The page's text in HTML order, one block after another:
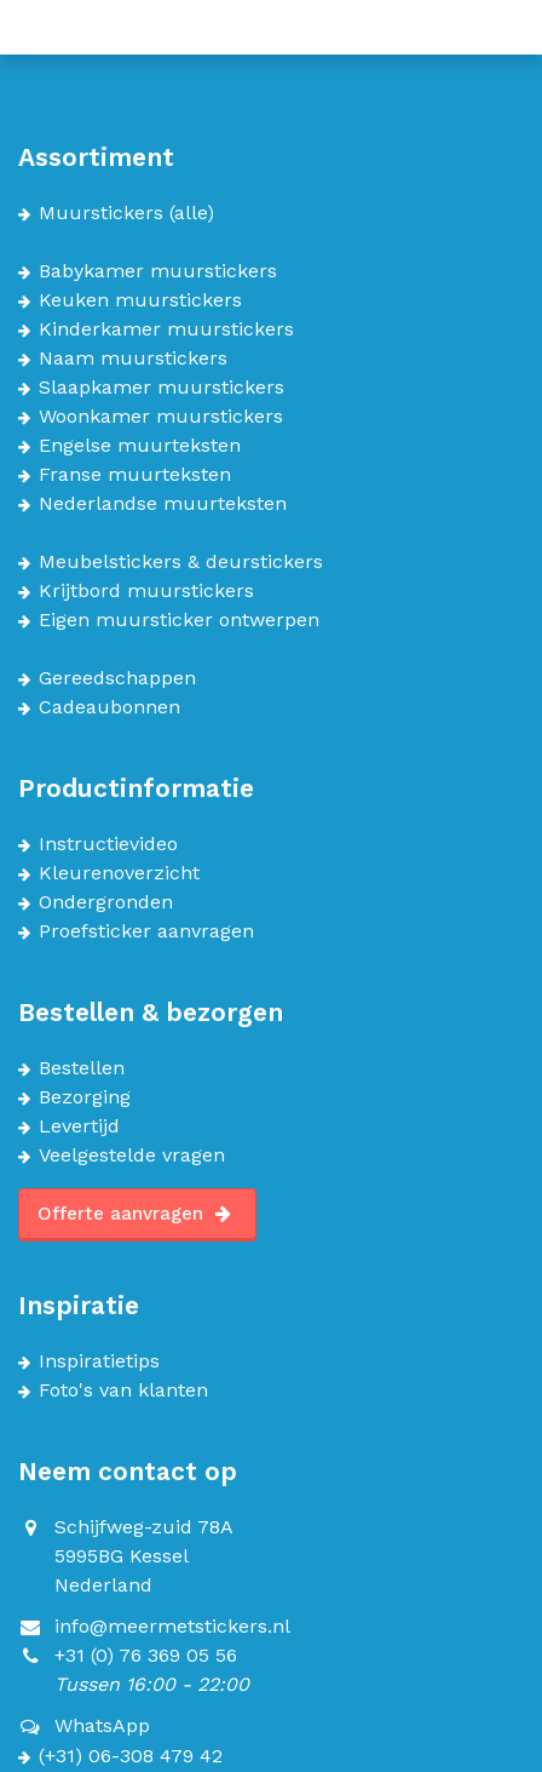
Assortiment
Muurstickers (alle)
Babykamer muurstickers
Keuken muurstickers
Kinderkamer muurstickers
Naam muurstickers
Slaapkamer muurstickers
Woonkamer muurstickers
Engelse muurteksten
Franse muurteksten
Nederlandse muurteksten
Meubelstickers & deurstickers
Krijtbord muurstickers
Eigen muursticker ontwerpen
Gereedschappen
Cadeaubonnen
Productinformatie
Instructievideo
Kleurenoverzicht
Ondergronden
Proefsticker aanvragen
Bestellen & bezorgen
Bestellen
Bezorging
Levertijd
Veelgestelde vragen
Offerte aanvragen
Inspiratie
Inspiratietips
Foto's van klanten
Neem contact op
Schijfweg-zuid 78A
5995BG Kessel
Nederland
info@meermetstickers.nl
+31 (0) 76 369 05 56
Tussen 16:00 - 22:00
WhatsApp
(+31) 06-308 479 42